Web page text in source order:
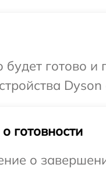
будет
готовности
о